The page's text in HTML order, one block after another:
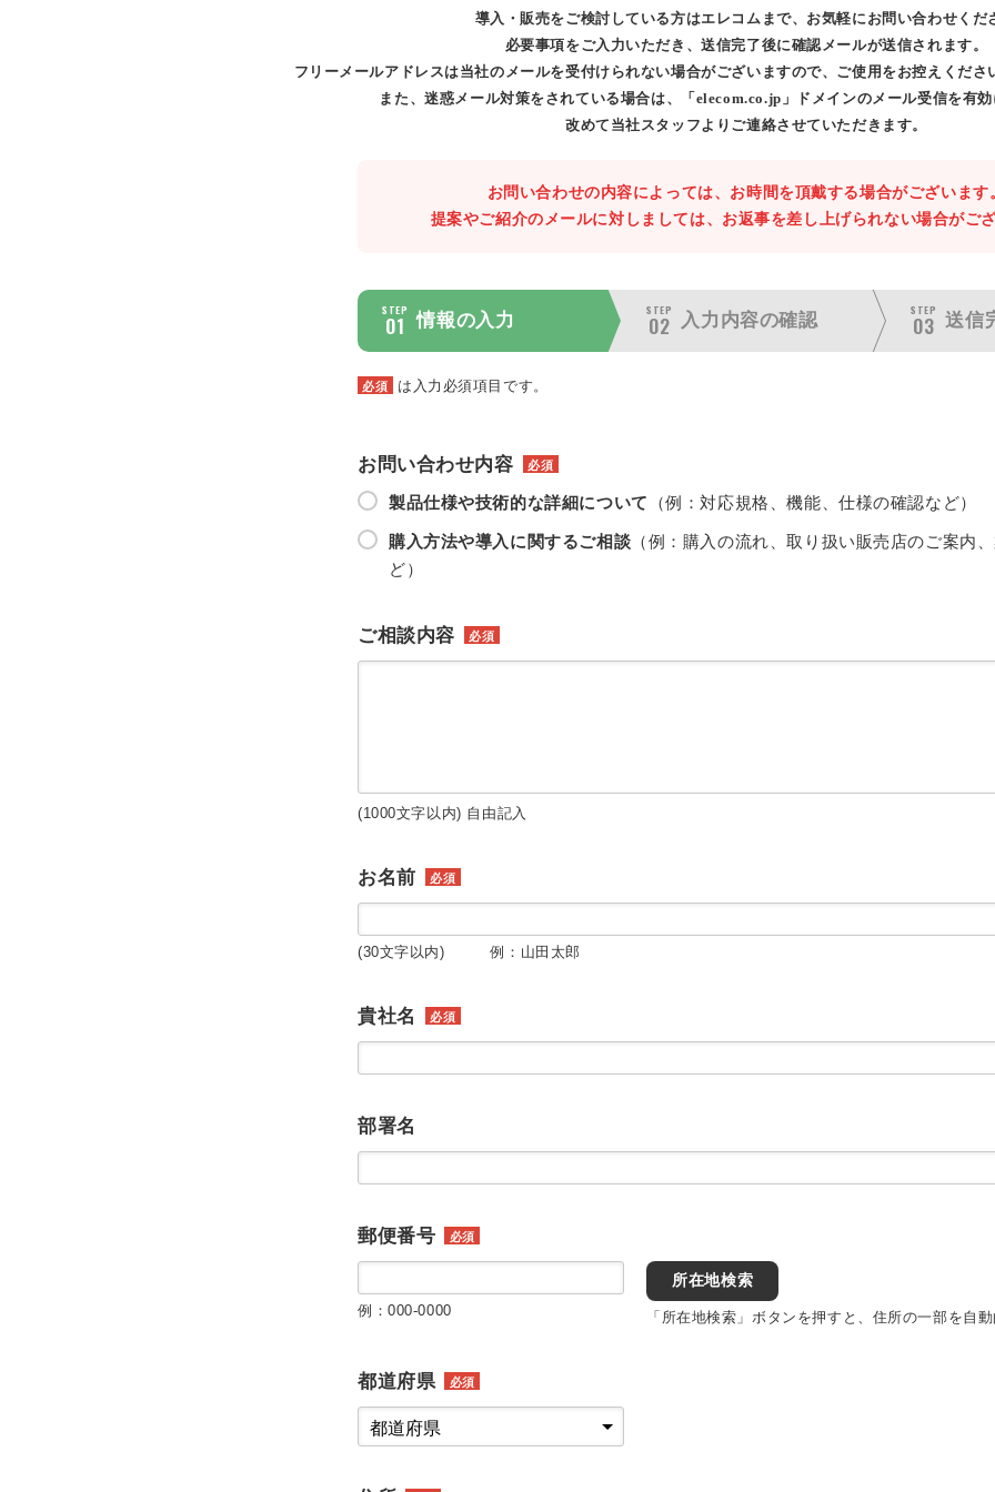
導入・販売をご検討している方はエレコムまで、お気軽にお問い合わせくだ
必要事項をご入力いただき、送信完了後に確認メールが送信されます。
フリーメールアドレスは当社のメールを受付けられない場合がございますので、ご使用をお控えくださ
また、迷惑メール対策をされている場合は、「elecom.co.jp」ドメインのメール受信を有効
改めて当社スタッフよりご連絡させていただきます。
お問い合わせの内容によっては、お時間を頂戴する場合がございます
提案やご紹介のメールに対しましては、お返事を差し上げられない場合がござ
STEP
01 情報の入力
STEP
02 入力内容の確認
STEP
03 送信
必須 は入力必須項目です。
お問い合わせ内容 必須
製品仕様や技術的な詳細について （例：対応規格、機能、仕様の確認など）
購入方法や導入に関するご相談 （例：購入の流れ、取り扱い販売店のご案内
ど）
ご相談内容 必須
(1000文字以内) 自由記入
お名前 必須
(30文字以内) 例：山田太郎
貴社名 必須
部署名
郵便番号 必須
例：000-0000
所在地検索
「所在地検索」ボタンを押すと、住所の一部を自動
都道府県 必須